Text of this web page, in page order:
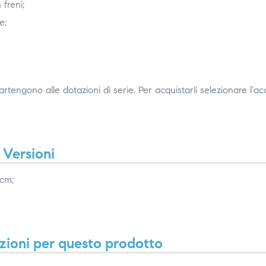
freni;
alle dotazioni di serie. Per acquistarli selezionare
Versioni
cm;
per questo prodotto